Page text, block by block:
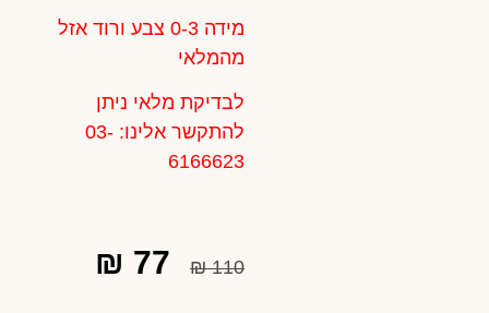
מידה 0-3 צבע ורוד אזל
מהמלאי
לבדיקת מלאי ניתן
להתקשר אלינו: 03-
6166623
₪110
₪ 77